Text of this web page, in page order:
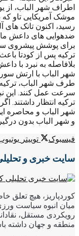
اطراف شهر الباب، از
موشک آمریکایی تاو
رسید، اکنون تانک های
ضدهوایی های داعش
برای پوشش پیشروی
ترکیه پس از کودتا
بلافاصله به نبرد با
شهر الباب با ارتش
طرف شهر الباب، ترکیه
سرعت عمل کنند. این
ترکیه انتظار داشتند.
شهر الباب و محاصره
و شهر الباب بدون
فیسبوک
توییتر
سایت خبری و
کوردپاریز، هیچ تعلق
میان انبوه سیاست
رویکردی مستقل،
منطقه و جهان داشته